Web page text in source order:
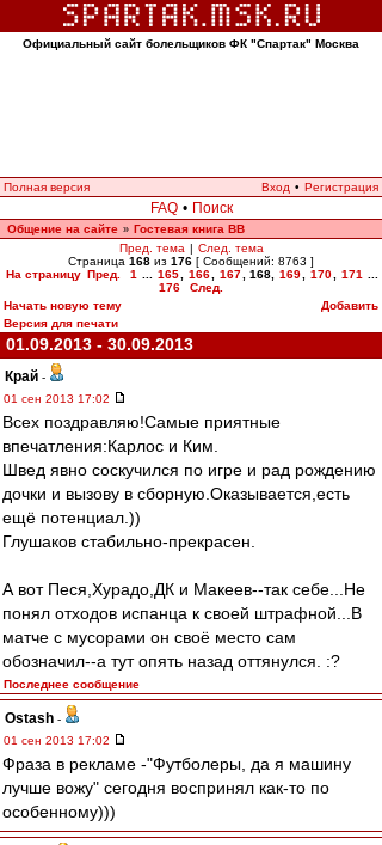
Официальный сайт болельщиков ФК "Спартак" Москва
Полная версия Вход • Регистрация
FAQ • Поиск
Общение на сайте » Гостевая книга ВВ
Пред. тема | След. тема
Страница 168 из 176 [ Сообщений: 8763 ]
На страницу Пред. 1 165 166 167 168, 169 170 171
176
След.
Начать новую тему
Добавить
Версия для печати
01.09.2013 - 30.09.2013
Край -
01 сен 2013 17:02
Всех поздравляю!Самые приятные
впечатления:Карлос и Ким.
Швед явно соскучился по игре и рад рождению
дочки и вызову в сборную.Оказывается,есть
ещё потенциал.))
Глушаков стабильно-прекрасен.
А вот Песя,Хурадо,ДК и Макеев--так себе...Не
понял отходов испанца к своей штрафной...В
матче с мусорами он своё место сам
обозначил--а тут опять назад оттянулся. :?
Последнее сообщение
Ostash -
01 сен 2013 17:02
Фраза в рекламе -"Футболеры, да я машину
лучше вожу" сегодня воспринял как-то по
особенному)))